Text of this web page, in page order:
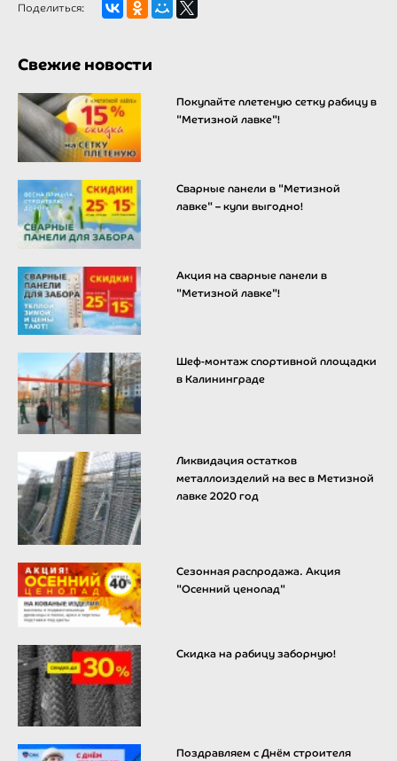
Поделиться:
Свежие новости
Покупайте плетеную сетку рабицу в
"Метизной лавке"!
Сварные панели в "Метизной
лавке" – купи выгодно!
Акция на сварные панели в
"Метизной лавке"!
Шеф-монтаж спортивной площадки
в Калининграде
Ликвидация остатков
металлоизделий на вес в Метизной
лавке 2020 год
Сезонная распродажа. Акция
"Осенний ценопад"
Скидка на рабицу заборную!
Поздравляем с Днём строителя